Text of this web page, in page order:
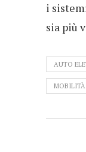
i
sia più
AUTO